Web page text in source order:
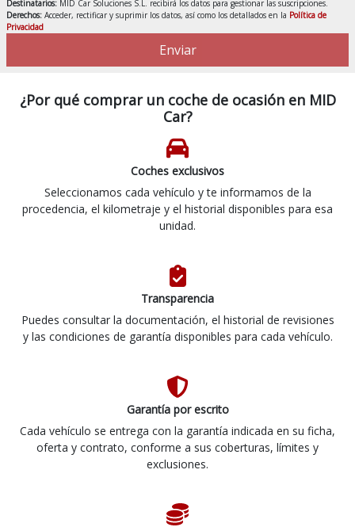
Destinatarios: MID Car Soluciones S.L. recibirá los datos para gestionar las suscripciones.
Derechos: Acceder, rectificar y suprimir los datos, así como los detallados en la Política de
Privacidad
Enviar
¿Por qué comprar un coche de ocasión en MID
Car?
Coches exclusivos
Seleccionamos cada vehículo y te informamos de la
procedencia, el kilometraje y el historial disponibles para esa
unidad.
Transparencia
Puedes consultar la documentación, el historial de revisiones
y las condiciones de garantía disponibles para cada vehículo.
Garantía por escrito
Cada vehículo se entrega con la garantía indicada en su ficha,
oferta y contrato, conforme a sus coberturas, límites y
exclusiones.